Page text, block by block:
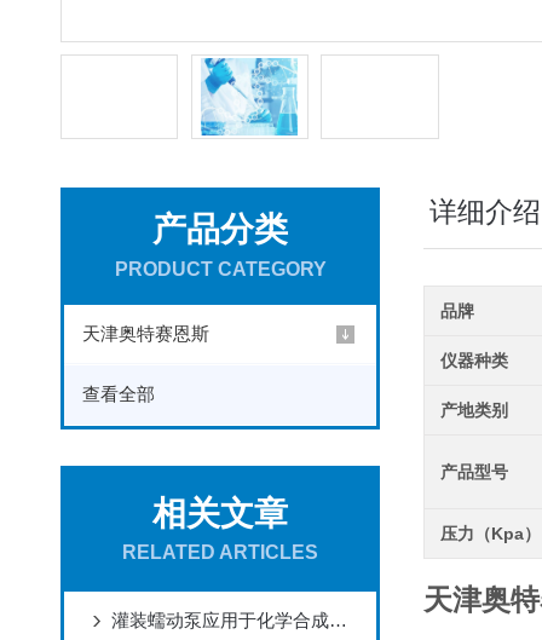
产品分类
PRODUCT CATEGORY
天津奥特赛恩斯
查看全部
相关文章
RELATED ARTICLES
灌装蠕动泵应用于化学合成滴加的原理分析
详细介绍
品牌
仪器种类
产地类别
产品型号
压力（Kpa）
天津奥